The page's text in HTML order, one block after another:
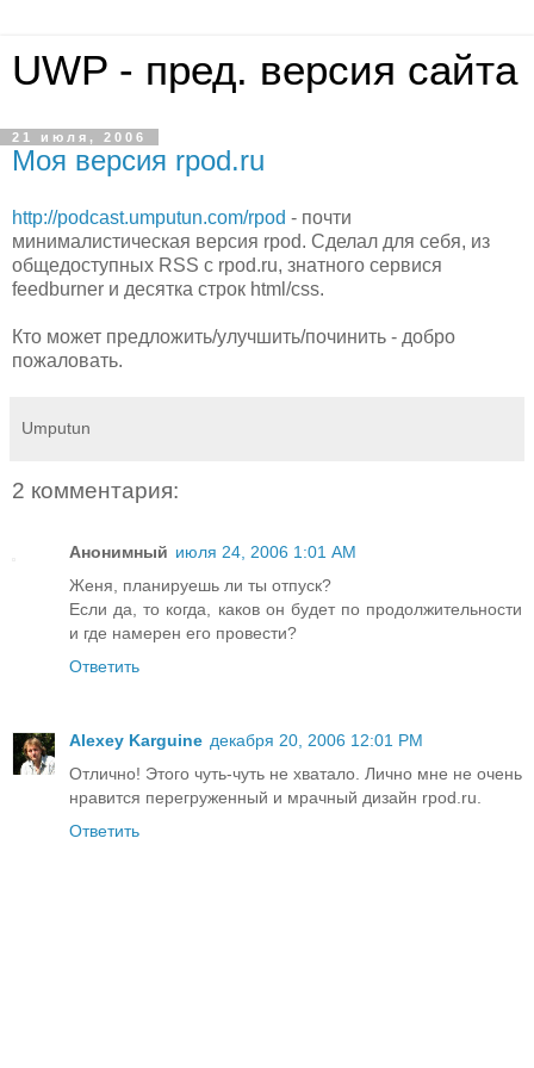
UWP - пред. версия сайта
21 июля, 2006
Моя версия rpod.ru
http://podcast.umputun.com/rpod - почти
минималистическая версия rpod. Сделал для себя, из
общедоступных RSS с rpod.ru, знатного сервися
feedburner и десятка строк html/css.
Кто может предложить/улучшить/починить - добро
пожаловать.
Umputun
2 комментария:
Анонимный июля 24, 2006 1:01 AM
Женя, планируешь ли ты отпуск?
Если да, то когда, каков он будет по продолжительности
и где намерен его провести?
Ответить
Alexey Karguine декабря 20, 2006 12:01 PM
Отлично! Этого чуть-чуть не хватало. Лично мне не очень
нравится перегруженный и мрачный дизайн rpod.ru.
Ответить